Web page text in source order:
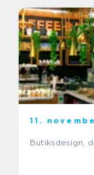
11.
Butiksdesign,